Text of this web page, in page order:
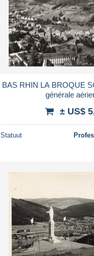
BAS RHIN LA BROQUE
générale
± US$
Statuut